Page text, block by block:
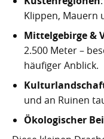
Klippen, Mauern
Mittelgebirge &
2.500 Meter –
häufiger Anblick.
und an Ruinen
Ökologischer